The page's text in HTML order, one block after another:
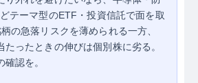
テーマ型のETF・投資信託で面を取
の急落リスクを薄められる一方、
たったときの伸びは個別株に劣る。
確認を。